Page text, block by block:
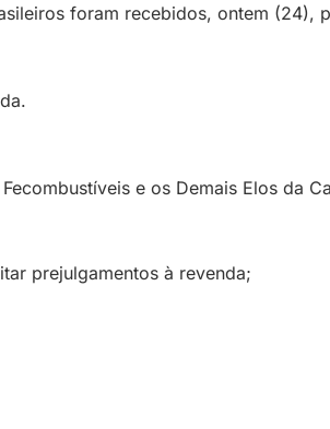
foram recebidos, ontem (24),
e os Demais Elos da
prejulgamentos à revenda;